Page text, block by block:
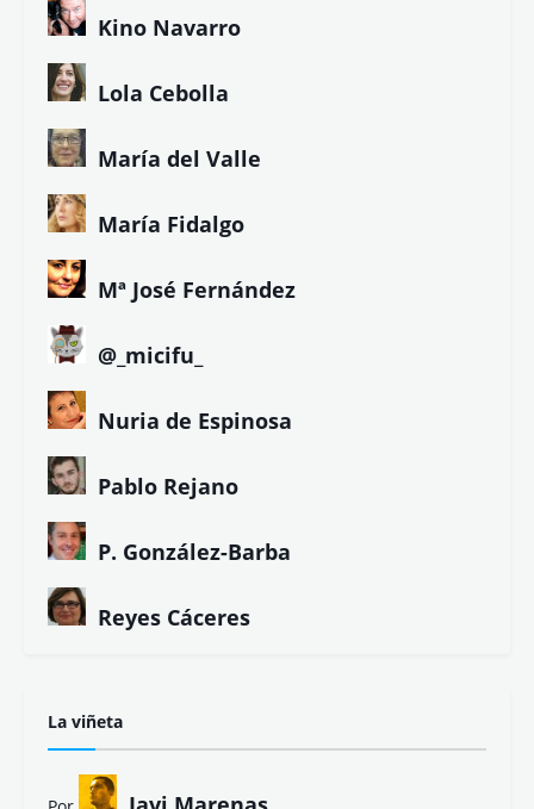
Kino Navarro
Lola Cebolla
María del Valle
María Fidalgo
Mª José Fernández
@_micifu_
Nuria de Espinosa
Pablo Rejano
P. González-Barba
Reyes Cáceres
La viñeta